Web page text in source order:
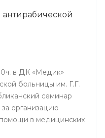
антирабической
в ДК «Медик»
больницы им. Г.Г.
семинар
организацию
в медицинских